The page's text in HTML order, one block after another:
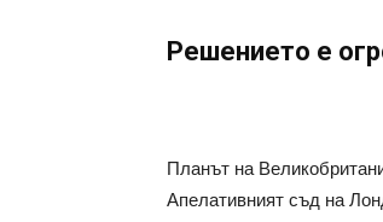
Решението е
Планът на
Апелативният съд на